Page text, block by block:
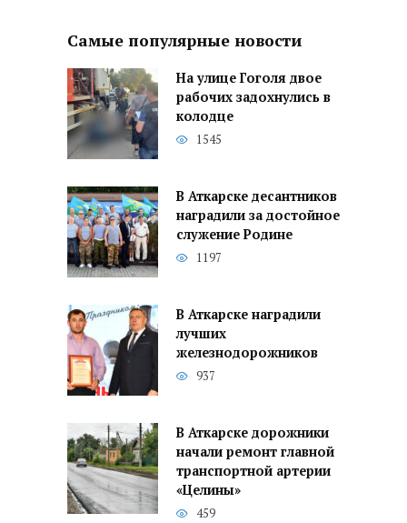
Самые популярные новости
На улице Гоголя двое
рабочих задохнулись в
колодце
1545
В Аткарске десантников
наградили за достойное
служение Родине
1197
В Аткарске наградили
лучших
железнодорожников
937
В Аткарске дорожники
начали ремонт главной
транспортной артерии
«Целины»
459